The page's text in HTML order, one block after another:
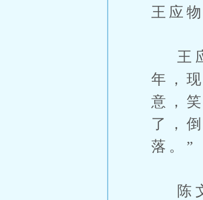
王应
王应
年，
意，
了，
落。”
陈文